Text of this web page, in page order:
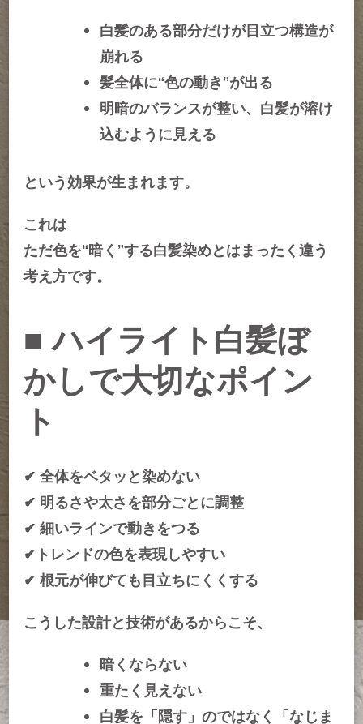
白髪のある部分だけが目立つ構造が
崩れる
髪全体に“色の動き”が出る
明暗のバランスが整い、白髪が溶け
込むように見える
という効果が生まれます。
これは
ただ色を“暗く”する白髪染めとはまったく違う
考え方です。
■ ハイライト白髪ぼ
かしで大切なポイン
ト
✔ 全体をベタッと染めない
✔ 明るさや太さを部分ごとに調整
✔ 細いラインで動きをつる
✔トレンドの色を表現しやすい
✔ 根元が伸びても目立ちにくくする
こうした設計と技術があるからこそ、
暗くならない
重たく見えない
白髪を「隠す」のではなく「なじま